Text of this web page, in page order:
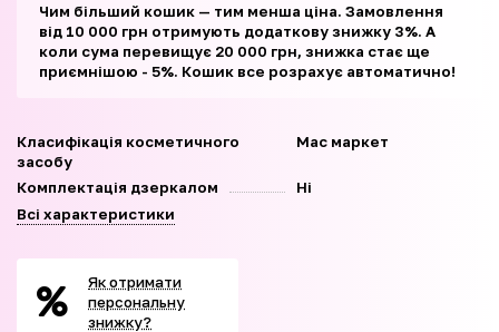
Чим більший кошик — тим менша ціна. Замовлення
від 10 000 грн отримують додаткову знижку 3%. А
коли сума перевищує 20 000 грн, знижка стає ще
приємнішою - 5%. Кошик все розрахує автоматично!
Класифікація косметичного
засобу
Мас маркет
Комплектація дзеркалом
Ні
Всі характеристики
Як отримати
персональну
знижку?